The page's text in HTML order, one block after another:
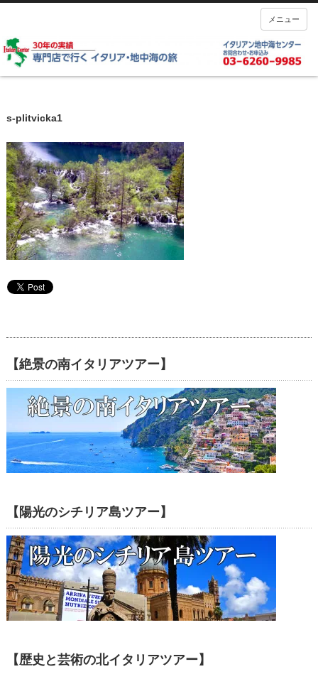
メニュー
s-plitvicka1
【絶景の南イタリアツアー】
【陽光のシチリア島ツアー】
【歴史と芸術の北イタリアツアー】